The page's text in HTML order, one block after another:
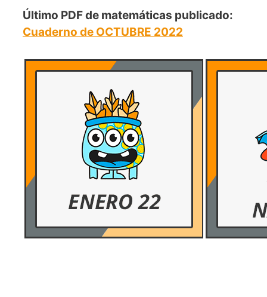
Último PDF de matemáticas publicado:
Cuaderno de OCTUBRE 2022